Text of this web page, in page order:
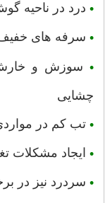
•درد در ناحیه
•سرفه های
•سوزش و خارش
چشایی
•تب کم در
•ایجاد مشکلات
•سردرد نیز در